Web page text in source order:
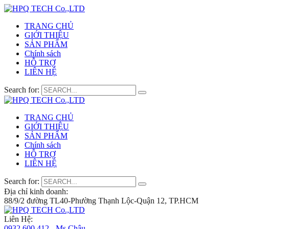
TRANG CHỦ
GIỚI THIỆU
SẢN PHẨM
Chính sách
HỖ TRỢ
LIÊN HỆ
Search for:
TRANG CHỦ
GIỚI THIỆU
SẢN PHẨM
Chính sách
HỖ TRỢ
LIÊN HỆ
Search for:
Địa chỉ kinh doanh:
88/9/2 đường TL40-Phường Thạnh Lộc-Quận 12, TP.HCM
Liên Hệ: